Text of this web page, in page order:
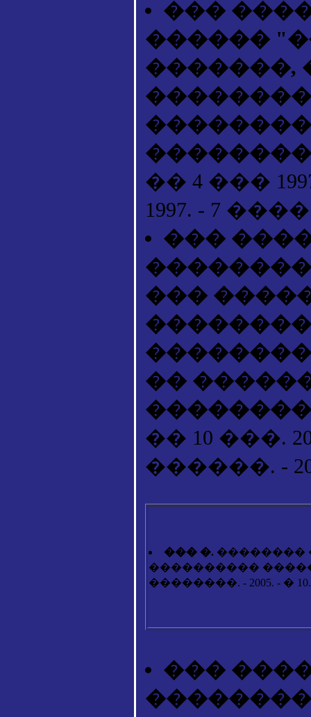
���
������
�������,
�� 4 ���
1997. - 7
���
���
��
�� 10 ���.
������. -
��� �. ��������
����������
��������. - 2005. - � 10.
���